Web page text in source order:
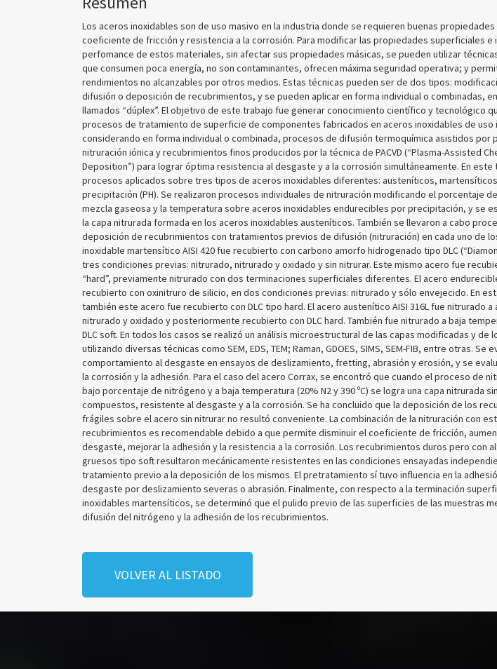
Los aceros inoxidables son de uso masivo en la industria donde se requieren buenas
coeficiente de fricción y resistencia a la corrosión. Para modificar las propiedades superficiales e
perfomance de estos materiales, sin afectar sus propiedades másicas, se pueden utilizar
que consumen poca energía, no son contaminantes, ofrecen máxima seguridad operativa; y
rendimientos no alcanzables por otros medios. Estas técnicas pueden ser de dos tipos:
difusión o deposición de recubrimientos, y se pueden aplicar en forma individual o combinadas,
llamados “dúplex”. El objetivo de este trabajo fue generar conocimiento científico y tecnológico
procesos de tratamiento de superficie de componentes fabricados en aceros inoxidables de uso
considerando en forma individual o combinada, procesos de difusión termoquímica asistidos por
nitruración iónica y recubrimientos finos producidos por la técnica de PACVD (“Plasma-Assisted
Deposition”) para lograr óptima resistencia al desgaste y a la corrosión simultáneamente. En
procesos aplicados sobre tres tipos de aceros inoxidables diferentes: austeníticos,
precipitación (PH). Se realizaron procesos individuales de nitruración modificando el porcentaje
mezcla gaseosa y la temperatura sobre aceros inoxidables endurecibles por precipitación, y se
la capa nitrurada formada en los aceros inoxidables austeníticos. También se llevaron a cabo
deposición de recubrimientos con tratamientos previos de difusión (nitruración) en cada uno de
inoxidable martensítico AISI 420 fue recubierto con carbono amorfo hidrogenado tipo DLC
tres condiciones previas: nitrurado, nitrurado y oxidado y sin nitrurar. Este mismo acero fue
“hard”, previamente nitrurado con dos terminaciones superficiales diferentes. El acero
recubierto con oxinitruro de silicio, en dos condiciones previas: nitrurado y sólo envejecido. En
también este acero fue recubierto con DLC tipo hard. El acero austenítico AISI 316L fue nitrurado
nitrurado y oxidado y posteriormente recubierto con DLC hard. También fue nitrurado a baja
DLC soft. En todos los casos se realizó un análisis microestructural de las capas modificadas y de
utilizando diversas técnicas como SEM, EDS, TEM; Raman, GDOES, SIMS, SEM-FIB, entre otras. Se
comportamiento al desgaste en ensayos de deslizamiento, fretting, abrasión y erosión, y se
la corrosión y la adhesión. Para el caso del acero Corrax, se encontró que cuando el proceso de
bajo porcentaje de nitrógeno y a baja temperatura (20% N2 y 390 ºC) se logra una capa nitrurada
compuestos, resistente al desgaste y a la corrosión. Se ha concluido que la deposición de los
frágiles sobre el acero sin nitrurar no resultó conveniente. La combinación de la nitruración con
recubrimientos es recomendable debido a que permite disminuir el coeficiente de fricción,
desgaste, mejorar la adhesión y la resistencia a la corrosión. Los recubrimientos duros pero con
gruesos tipo soft resultaron mecánicamente resistentes en las condiciones ensayadas
tratamiento previo a la deposición de los mismos. El pretratamiento sí tuvo influencia en la
desgaste por deslizamiento severas o abrasión. Finalmente, con respecto a la terminación
inoxidables martensíticos, se determinó que el pulido previo de las superficies de las muestras
difusión del nitrógeno y la adhesión de los recubrimientos.
VOLVER AL LISTADO